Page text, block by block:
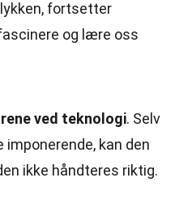
fortsetter
og lære oss
ved teknologi. Selv
kan den
ikke håndteres riktig.